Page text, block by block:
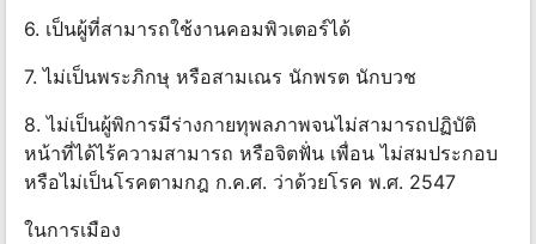
6. เป็นผู้ที่สามารถใช้งานคอมพิวเตอร์ได้
7. ไม่เป็นพระภิกษุ หรือสามเณร นักพรต นักบวช
8. ไม่เป็นผู้พิการมีร่างกายทุพลภาพจนไม่สามารถปฏิบัติ
หน้าที่ได้ไร้ความสามารถ หรือจิตฟั่น เพื่อน ไม่สมประกอบ
หรือไม่เป็นโรคตามกฎ ก.ค.ศ. ว่าด้วยโรค พ.ศ. 2547
ในการเมือง